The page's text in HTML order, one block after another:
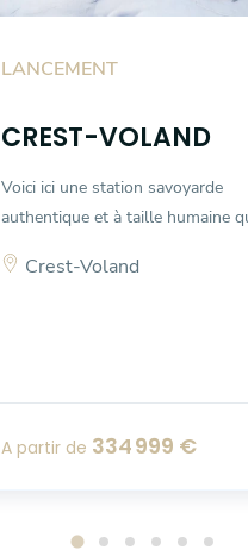
LANCEMENT
CREST-VOLAND
Voici ici une station savoyarde
authentique et à taille humaine
Crest-Voland
A partir de 334 999 €